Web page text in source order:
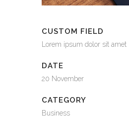
CUSTOM FIELD
Lorem ipsum dolor sit amet
DATE
20 November
CATEGORY
Business